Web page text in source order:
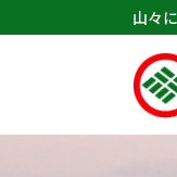
山々